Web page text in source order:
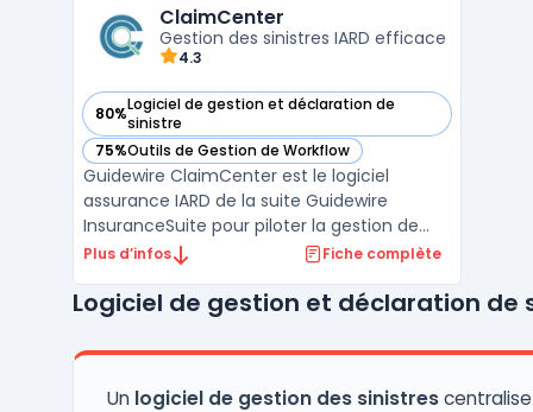
couvrant la conformité, la traçabilité et
l’efficacité ...
ClaimCenter
Gestion des sinistres IARD efficace
4.3
80%Logiciel de gestion et déclaration de
sinistre
— voir ClaimCenter dans cette catégorie
75%Outils de Gestion de Workflow
— voir ClaimCenter dans cette catégorie
Guidewire ClaimCenter est le logiciel
assurance IARD de la suite Guidewire
InsuranceSuite pour piloter la gestion de
sinistre assurance de bout en bout. Conçu
couvre l’ensemble du cycle : de la
avec des rè ...
Plus d’infos Fiche complète
Logiciel de gestion et déclaration de
Un logiciel de gestion des sinistres